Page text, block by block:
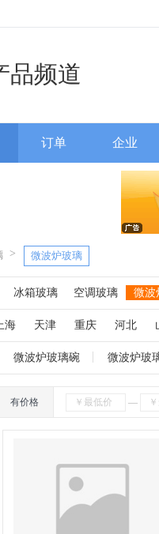
品频道
订单 企业
> 微波炉玻璃
冰箱玻璃 空调玻璃 微波
液晶玻璃 光电玻璃 灯具玻璃
玻璃 触摸屏玻璃 开关面
海 天津 重庆 河北
江西 四川 海南 贵州
微波炉玻璃碗 微波炉玻
有价格 —